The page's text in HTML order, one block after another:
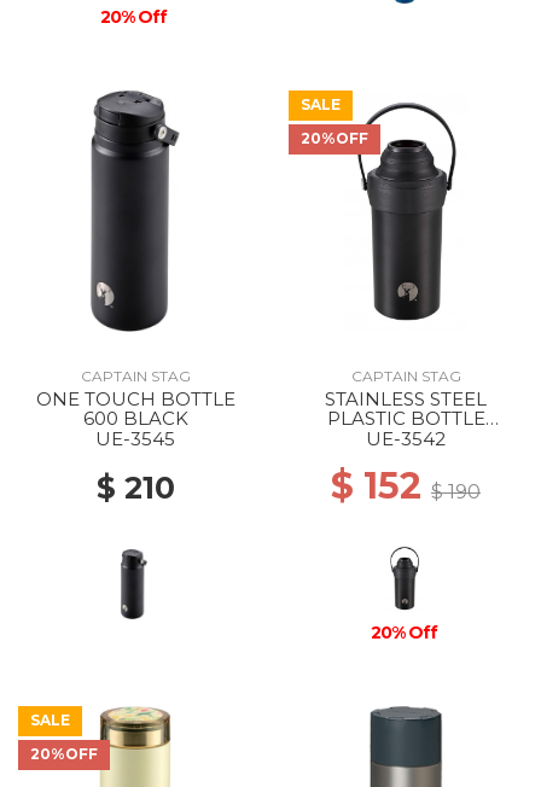
20% Off
CAPTAIN STAG
ONE TOUCH BOTTLE
600 BLACK
UE-3545
$ 210
SALE
20%OFF
CAPTAIN STAG
STAINLESS STEEL
PLASTIC BOTTLE
HOLDER BLACK
UE-3542
$ 152 $ 190
20% Off
SALE
20%OFF